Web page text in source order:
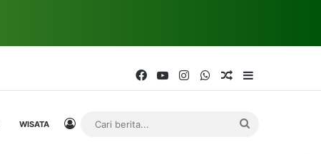
FacebookYouTubeInstagramWhatsAppRandom Article
WISATA Log In